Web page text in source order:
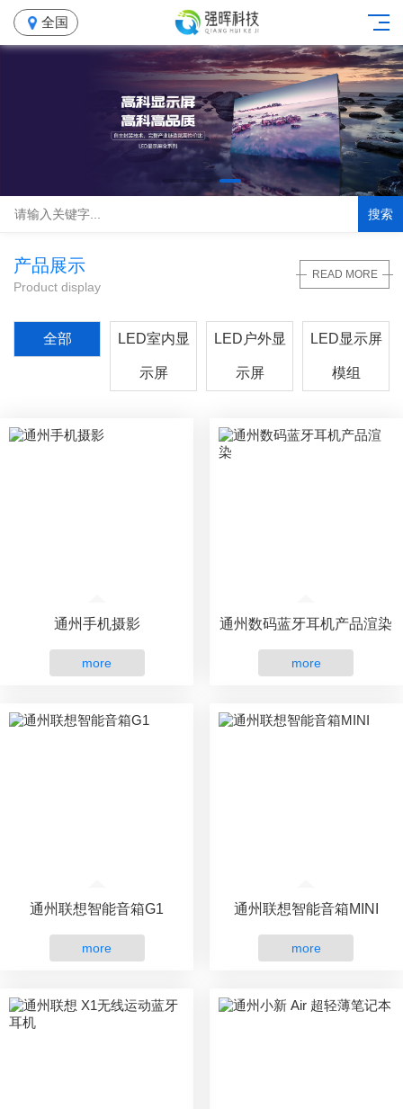
全国
搜索
产品展示
Product display
READ MORE
全部 LED室内显
示屏
LED户外显
示屏
LED显示屏
模组
通州手机摄影
more
通州数码蓝牙耳机产品渲染
more
通州联想智能音箱G1
more
通州联想智能音箱MINI
more